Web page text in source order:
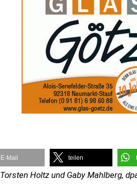
E-Mail teilen
Holtz und Gaby Mahlberg,